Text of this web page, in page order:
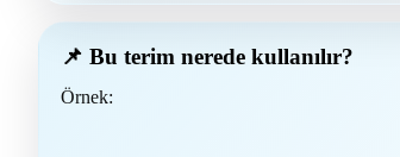
📌 Bu terim nerede kullanılır?
Örnek: